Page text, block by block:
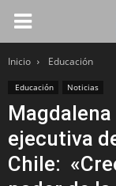
Inicio Educación
Educación Noticias
ejecutiva
Chile: